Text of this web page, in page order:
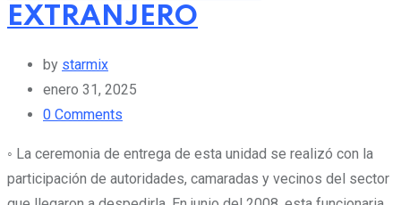
EXTRANJERO
by starmix
enero 31, 2025
0 Comments
◦ La ceremonia de entrega de esta unidad se realizó con la
participación de autoridades, camaradas y vecinos del sector